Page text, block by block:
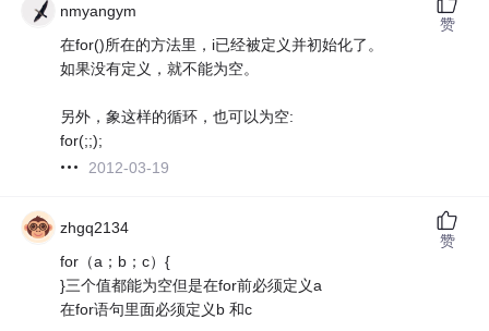
nmyangym
在for()所在的方法里，i已经被定义并初始化了。
如果没有定义，就不能为空。
另外，象这样的循环，也可以为空:
for(;;);
2012-03-19
赞
zhgq2134
for（a；b；c）{
}三个值都能为空但是在for前必须定义a
在for语句里面必须定义b 和c
赞